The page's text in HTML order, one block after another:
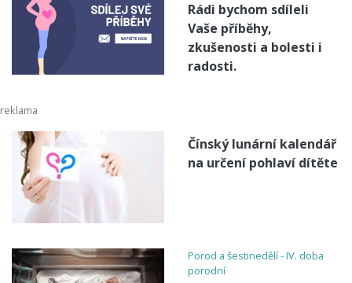
Rádi bychom sdíleli
Vaše příběhy,
zkušenosti a bolesti i
radosti.
Čínský lunární kalendář
na určení pohlaví dítěte
Porod a šestinedělí - IV. doba
porodní